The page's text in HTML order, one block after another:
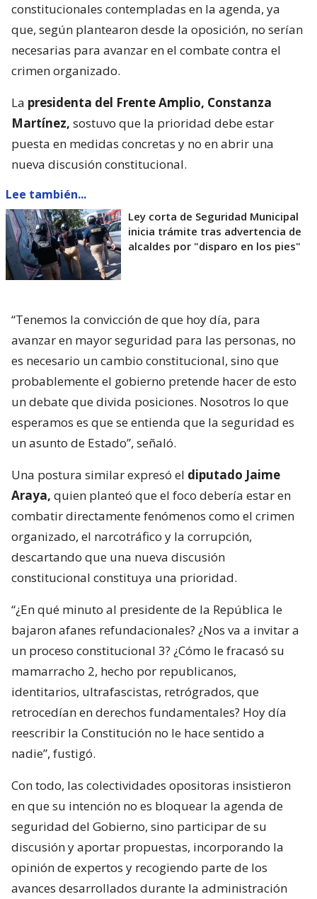
constitucionales contempladas en la agenda, ya
que, según plantearon desde la oposición, no serían
necesarias para avanzar en el combate contra el
crimen organizado.
La presidenta del Frente Amplio, Constanza
Martínez, sostuvo que la prioridad debe estar
puesta en medidas concretas y no en abrir una
nueva discusión constitucional.
Lee también...
Ley corta de Seguridad Municipal
inicia trámite tras advertencia de
alcaldes por "disparo en los pies"
“Tenemos la convicción de que hoy día, para
avanzar en mayor seguridad para las personas, no
es necesario un cambio constitucional, sino que
probablemente el gobierno pretende hacer de esto
un debate que divida posiciones. Nosotros lo que
esperamos es que se entienda que la seguridad es
un asunto de Estado”, señaló.
Una postura similar expresó el diputado Jaime
Araya, quien planteó que el foco debería estar en
combatir directamente fenómenos como el crimen
organizado, el narcotráfico y la corrupción,
descartando que una nueva discusión
constitucional constituya una prioridad.
“¿En qué minuto al presidente de la República le
bajaron afanes refundacionales? ¿Nos va a invitar a
un proceso constitucional 3? ¿Cómo le fracasó su
mamarracho 2, hecho por republicanos,
identitarios, ultrafascistas, retrógrados, que
retrocedían en derechos fundamentales? Hoy día
reescribir la Constitución no le hace sentido a
nadie”, fustigó.
Con todo, las colectividades opositoras insistieron
en que su intención no es bloquear la agenda de
seguridad del Gobierno, sino participar de su
discusión y aportar propuestas, incorporando la
opinión de expertos y recogiendo parte de los
avances desarrollados durante la administración